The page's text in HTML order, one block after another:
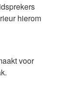
hierom
voor